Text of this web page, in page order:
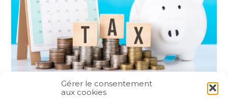
Gérer le consentement
aux cookies